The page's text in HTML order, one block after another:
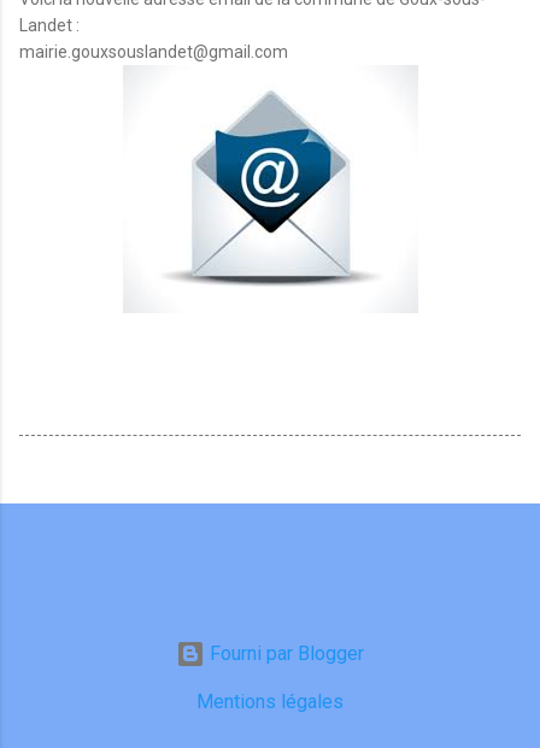
Landet :
mairie.gouxsouslandet@gmail.com
Fourni par Blogger
Mentions légales